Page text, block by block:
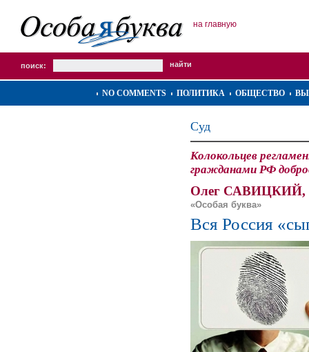
на главную
поиск:
NO COMMENTS ПОЛИТИКА ОБЩЕСТВО
Суд
Колокольцев
гражданами РФ
Олег САВИЦКИЙ,
«Особая буква»
Вся Россия